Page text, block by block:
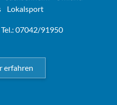
Lokalsport
07042/91950
erfahren